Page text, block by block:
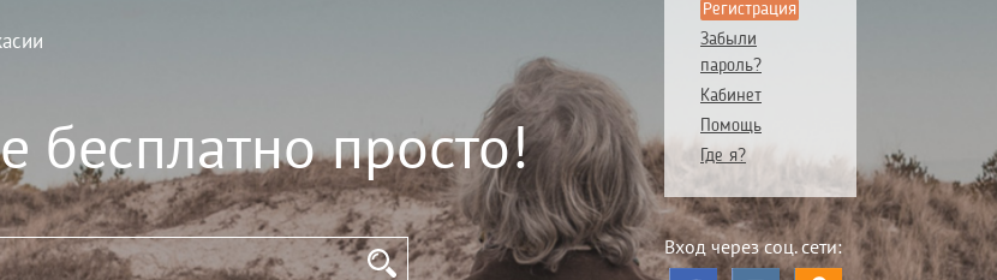
бесплатно просто!
Регистрация
Забыли
пароль?
Кабинет
Помощь
Где я?
Вход через соц. сети: